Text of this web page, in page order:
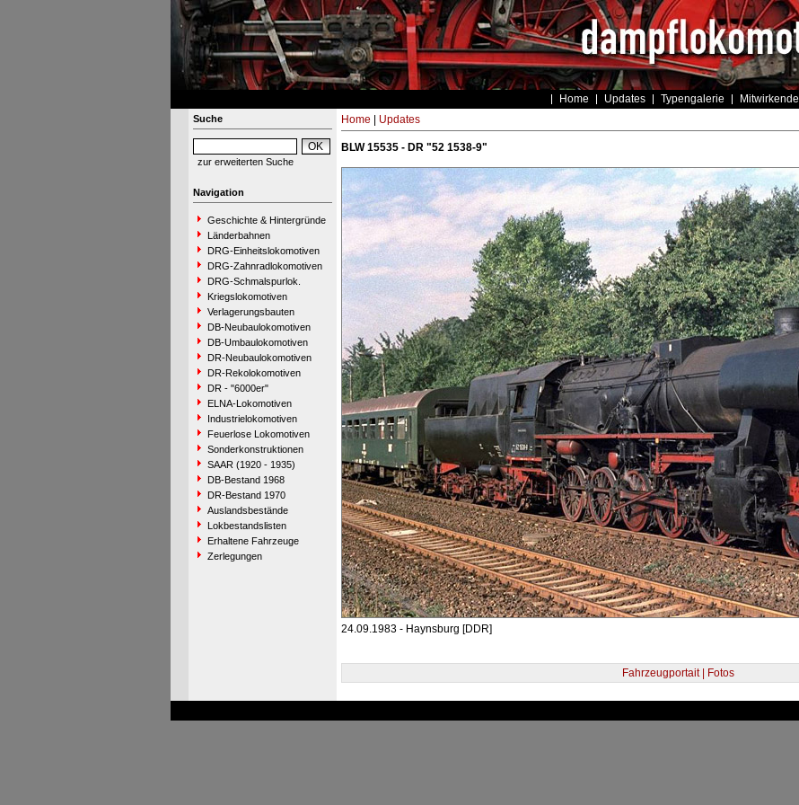
Home Updates Typengalerie Mitwirkende
Suche
zur erweiterten Suche
Navigation
Geschichte & Hintergründe
Länderbahnen
DRG-Einheitslokomotiven
DRG-Zahnradlokomotiven
DRG-Schmalspurlok.
Kriegslokomotiven
Verlagerungsbauten
DB-Neubaulokomotiven
DB-Umbaulokomotiven
DR-Neubaulokomotiven
DR-Rekolokomotiven
DR - "6000er"
ELNA-Lokomotiven
Industrielokomotiven
Feuerlose Lokomotiven
Sonderkonstruktionen
SAAR (1920 - 1935)
DB-Bestand 1968
DR-Bestand 1970
Auslandsbestände
Lokbestandslisten
Erhaltene Fahrzeuge
Zerlegungen
Home Updates
BLW 15535 - DR "52 1538-9"
24.09.1983 - Haynsburg [DDR]
Fahrzeugportait | Fotos